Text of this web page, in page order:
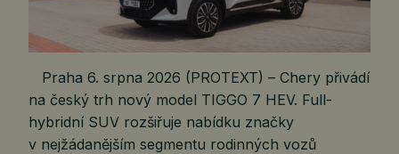
Praha 6. srpna 2026 (PROTEXT) – Chery přivádí
na český trh nový model TIGGO 7 HEV. Full-
hybridní SUV rozšiřuje nabídku značky
v nejžádanějším segmentu rodinných vozů